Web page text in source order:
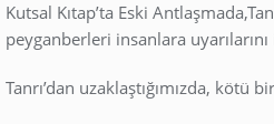
Kutsal Kıtap’ta Eski
peyganberleri insanlara
Tanrı’dan uzaklaştığımızda, kötü